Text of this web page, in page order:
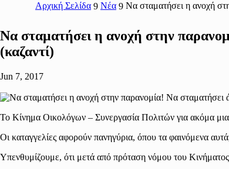
Αρχική Σελίδα 9 Νέα 9 Να σταματήσει η ανοχή
Να σταματήσει η ανοχή στην
(καζαντί)
Jun 7, 2017
Το Κίνημα Οικολόγων – Συνεργασία Πολιτών για ακόμα μια
Οι καταγγελίες αφορούν πανηγύρια, όπου τα φαινόμενα
Υπενθυμίζουμε, ότι μετά από πρόταση νόμου του